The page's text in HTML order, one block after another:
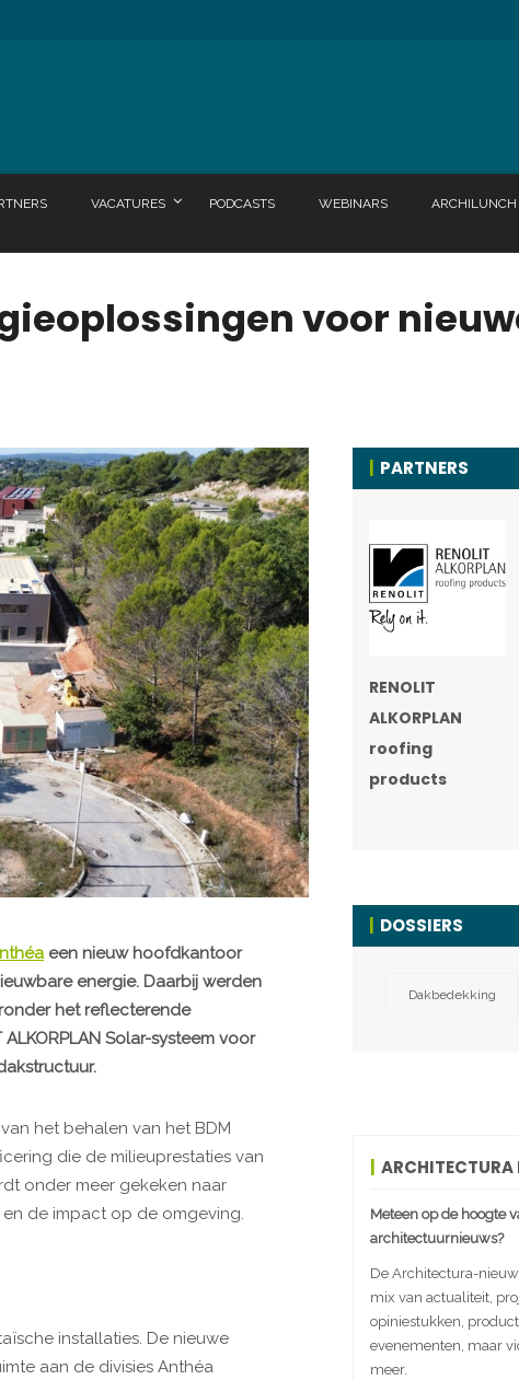
VACATURES PODCASTS WEBINARS ARCHILUNCH
voor
een nieuw hoofdkantoor
energie. Daarbij werden
het reflecterende
ALKORPLAN Solar-systeem voor
het behalen van het BDM
die de milieuprestaties van
onder meer gekeken naar
de impact op de omgeving.
installaties. De nieuwe
aan de divisies Anthéa
PARTNERS
RENOLIT
ALKORPLAN
roofing
products
DOSSIERS
Dakbedekking
ARCHITECTURA
Meteen op de hoogte
architectuurnieuws?
De Architectura-
mix van actualiteit,
opiniestukken,
evenementen, maar
meer.